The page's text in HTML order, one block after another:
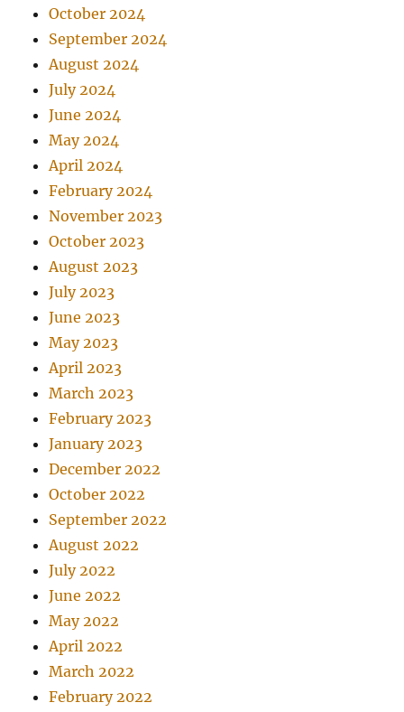
October 2024
September 2024
August 2024
July 2024
June 2024
May 2024
April 2024
February 2024
November 2023
October 2023
August 2023
July 2023
June 2023
May 2023
April 2023
March 2023
February 2023
January 2023
December 2022
October 2022
September 2022
August 2022
July 2022
June 2022
May 2022
April 2022
March 2022
February 2022